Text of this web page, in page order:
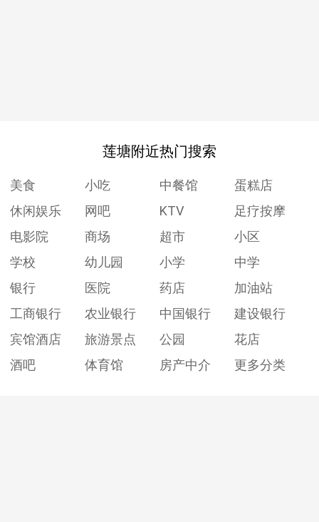
莲塘附近热门搜索
美食 小吃 中餐馆
蛋糕店
休闲娱乐
网吧 KTV
足疗按摩
电影院
商场 超市
小区
学校
幼儿园 小学
中学
银行
医院 药店
加油站
工商银行
农业银行 中国银行
建设银行
宾馆酒店
旅游景点 公园
花店
酒吧
体育馆 房产中介 更多分类